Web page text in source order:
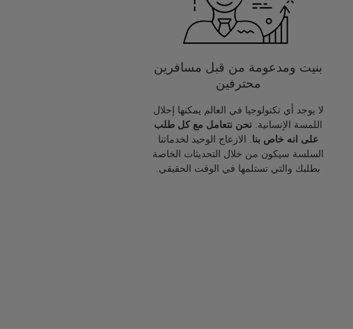
بنيت ومدعومة من قبل مسافرين
محترفين
لا يوجد أي تكنولوجيا في العالم يمكنها إحلال
اللمسة الإنسانية. نحن نتعامل مع كل طلب
على انه خاص بنا . الازعاج الوحيد لخدماتنا
السلسة سيكون من خلال التحديثات الخاصة
بطلبك والتي تستلمها في الوقت الحقيقي.